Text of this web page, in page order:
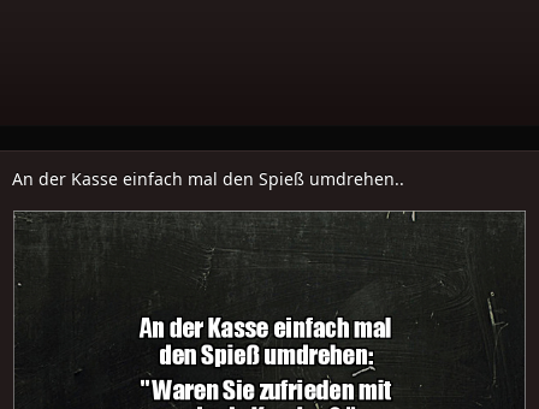
An der Kasse einfach mal den Spieß umdrehen..